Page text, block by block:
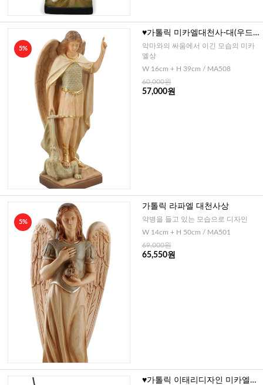
5%
♥가톨릭 미카엘대천사-대(우드
칼라)
악마와의 싸움에서 이긴 모습의 미카
엘상
W 16cm + H 39cm / MA508
60,000원
57,000원
5%
가톨릭 라파엘 대천사상
약병을 들고 있는 모습으로 디자인
W 14cm + H 50cm / MA501
69,000원
65,550원
♥가톨릭 이태리디자인 미카엘대